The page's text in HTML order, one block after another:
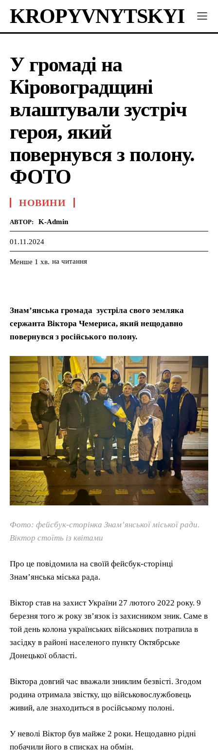
KROPYVNYTSKYI
У громаді на
Кіровоградщині
влаштували зустріч
героя, який
повернувся з полону.
ФОТО
НОВИНИ
АВТОР: K-Admin
01.11.2024
Менше 1 хв. на читання
Знам’янська громада зустріла свого земляка
сержанта Віктора Чемериса, який нещодавно
повернувся з російського полону.
Фото: фейсбук-сторінка Знам’янської міської ради.
Віктор стоїть із квітами
Про це повідомила на своїй фейсбук-сторінці
Знам’янська міська рада.
Віктор став на захист України 27 лютого 2022 року. 9
березня того ж року зв’язок із захисником зник. Саме в
той день колона українських військових потрапила в
засідку в районі населеного пункту Октябрське
Донецької області.
Віктора довгий час вважали зниклим безвісті. Згодом
родина отримала звістку, що військовослужбовець
живий, але знаходиться в російському полоні.
У неволі Віктор був майже 2 роки. Нещодавно рідні
побачили його в списках на обмін.